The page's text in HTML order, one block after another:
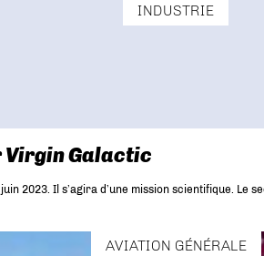
INDUSTRIE
Virgin Galactic
2023. Il s’agira d’une mission scientifique. Le
AVIATION GÉNÉRALE